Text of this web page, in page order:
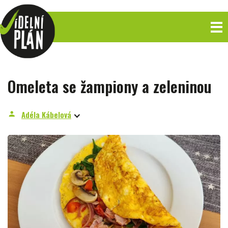
Omeleta se žampiony a zeleninou
person Adéla Kábelová